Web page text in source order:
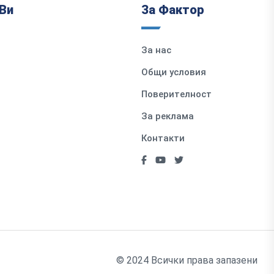
За Фактор
За нас
Общи условия
Поверителност
За реклама
Контакти
© 2024 Всички права запазени